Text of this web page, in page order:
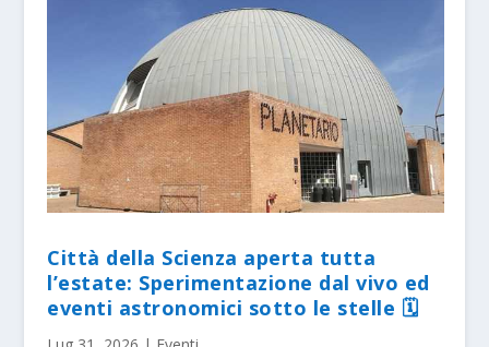
Città della Scienza aperta tutta
l’estate: Sperimentazione dal vivo ed
eventi astronomici sotto le stelle 🗓